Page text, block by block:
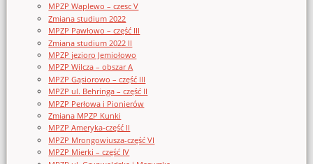
MPZP Waplewo – czesc V
Zmiana studium 2022
MPZP Pawłowo – część III
Zmiana studium 2022 II
MPZP jezioro Jemiołowo
MPZP Wilcza – obszar A
MPZP Gąsiorowo – część III
MPZP ul. Behringa – część II
MPZP Perłowa i Pionierów
Zmiana MPZP Kunki
MPZP Ameryka-część II
MPZP Mrongowiusza-część VI
MPZP Mierki – część IV